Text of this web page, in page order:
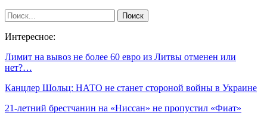
Интересное:
Лимит на вывоз не более 60 евро из Литвы отменен или
нет?…
Канцлер Шольц: НАТО не станет стороной войны в Украине
21-летний брестчанин на «Ниссан» не пропустил «Фиат»